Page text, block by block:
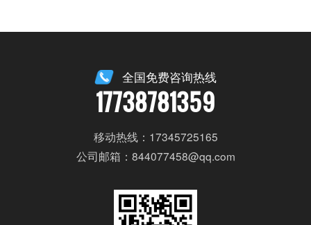
全国免费咨询热线
17738781359
移动热线：17345725165
公司邮箱：844077458@qq.com